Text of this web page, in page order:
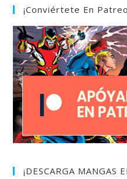
¡Conviértete En
¡DESCARGA MANGAS